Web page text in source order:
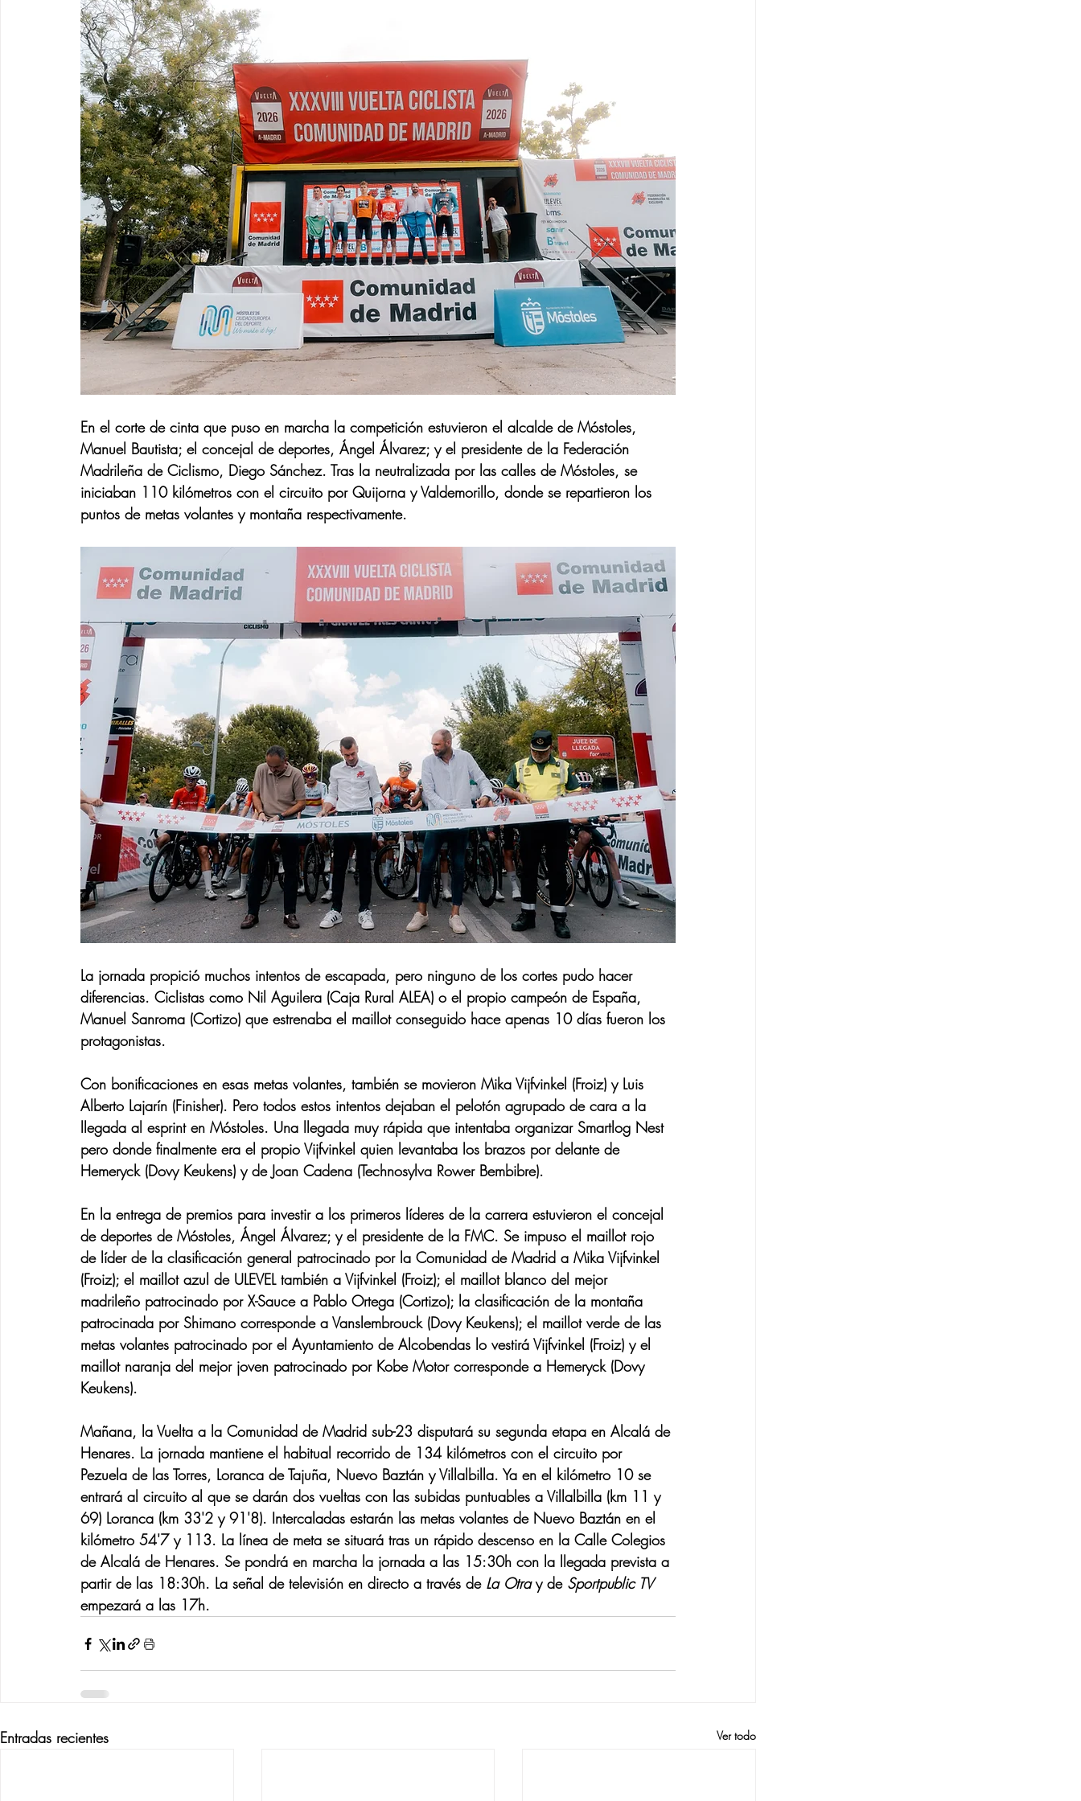
En el corte de cinta que puso en marcha la competición estuvieron el alcalde de Móstoles,
Manuel Bautista; el concejal de deportes, Ángel Álvarez; y el presidente de la Federación
Madrileña de Ciclismo, Diego Sánchez. Tras la neutralizada por las calles de Móstoles, se
iniciaban 110 kilómetros con el circuito por Quijorna y Valdemorillo, donde se repartieron los
puntos de metas volantes y montaña respectivamente.
La jornada propició muchos intentos de escapada, pero ninguno de los cortes pudo hacer
diferencias. Ciclistas como Nil Aguilera (Caja Rural ALEA) o el propio campeón de España,
Manuel Sanroma (Cortizo) que estrenaba el maillot conseguido hace apenas 10 días fueron los
protagonistas.
Con bonificaciones en esas metas volantes, también se movieron Mika Vijfvinkel (Froiz) y Luis
Alberto Lajarín (Finisher). Pero todos estos intentos dejaban el pelotón agrupado de cara a la
llegada al esprint en Móstoles. Una llegada muy rápida que intentaba organizar Smartlog Nest
pero donde finalmente era el propio Vijfvinkel quien levantaba los brazos por delante de
Hemeryck (Dovy Keukens) y de Joan Cadena (Technosylva Rower Bembibre).
En la entrega de premios para investir a los primeros líderes de la carrera estuvieron el concejal
de deportes de Móstoles, Ángel Álvarez; y el presidente de la FMC. Se impuso el maillot rojo
de líder de la clasificación general patrocinado por la Comunidad de Madrid a Mika Vijfvinkel
(Froiz); el maillot azul de ULEVEL también a Vijfvinkel (Froiz); el maillot blanco del mejor
madrileño patrocinado por X-Sauce a Pablo Ortega (Cortizo); la clasificación de la montaña
patrocinada por Shimano corresponde a Vanslembrouck (Dovy Keukens); el maillot verde de las
metas volantes patrocinado por el Ayuntamiento de Alcobendas lo vestirá Vijfvinkel (Froiz) y el
maillot naranja del mejor joven patrocinado por Kobe Motor corresponde a Hemeryck (Dovy
Keukens).
Mañana, la Vuelta a la Comunidad de Madrid sub-23 disputará su segunda etapa en Alcalá de
Henares. La jornada mantiene el habitual recorrido de 134 kilómetros con el circuito por
Pezuela de las Torres, Loranca de Tajuña, Nuevo Baztán y Villalbilla. Ya en el kilómetro 10 se
entrará al circuito al que se darán dos vueltas con las subidas puntuables a Villalbilla (km 11 y
69) Loranca (km 33'2 y 91'8). Intercaladas estarán las metas volantes de Nuevo Baztán en el
kilómetro 54'7 y 113. La línea de meta se situará tras un rápido descenso en la Calle Colegios
de Alcalá de Henares. Se pondrá en marcha la jornada a las 15:30h con la llegada prevista a
partir de las 18:30h. La señal de televisión en directo a través de La Otra y de Sportpublic TV
empezará a las 17h.
Entradas recientes Ver todo